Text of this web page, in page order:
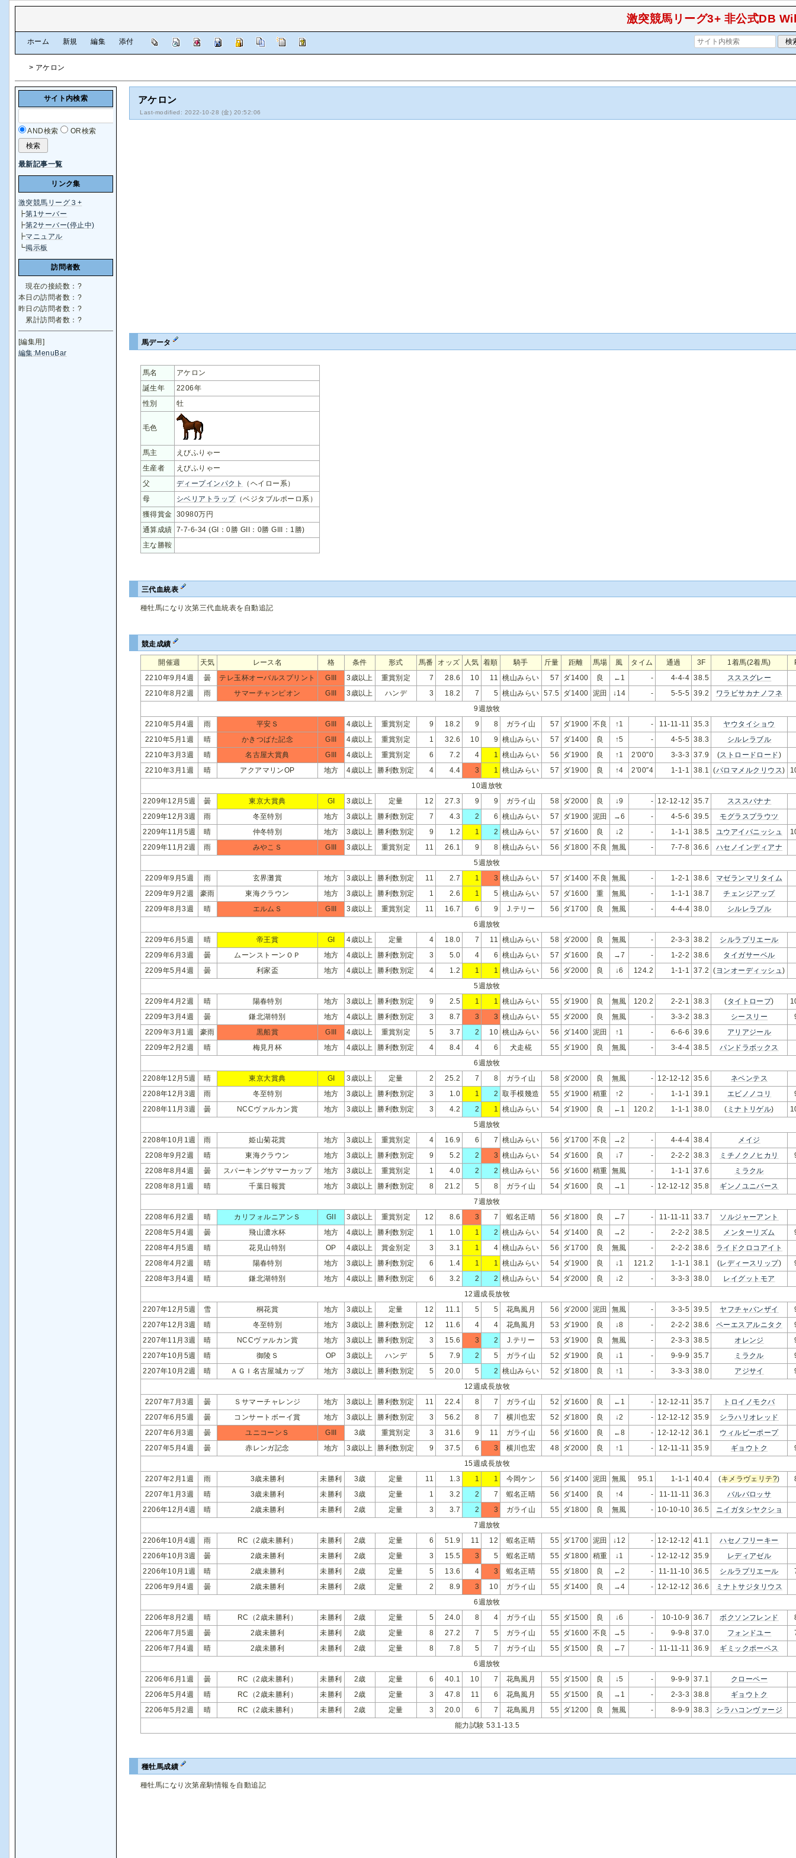
激突競馬リーグ3+ 非公式DB
ホーム 新規 編集 添付
> アケロン
アケロン
Last-modified: 2022-10-28 (金) 20:52:06
馬データ
馬名
アケロン
誕生年
2206年
性別
牡
毛色
馬主
えびふりゃー
生産者
えびふりゃー
父
ディープインパクト
（ヘイロー系）
母
シベリアトラップ（ベジタブルポーロ系）
獲得賞金 30980万円
通算成績 7-7-6-34 (GI：0勝 GII：0勝 GIII：1勝)
主な勝鞍
三代血統表
種牡馬になり次第三代血統表を自動追記
競走成績
開催週 天気 レース名 格 条件 形式 馬番 オッズ 人気 着順 騎手 斤量 距離 馬場 風 タイム 通過 3F 1着馬(2着馬)
2210年9月4週
曇 テレ玉杯オーバルスプリント GIII 3歳以上 重賞別定 7 28.6 10 11 桃山みらい 57 ダ1400 良 ←1 - 4-4-4 38.5
スススグレー
2210年8月2週
雨 サマーチャンピオン GIII 3歳以上 ハンデ 3 18.2 7 5 桃山みらい 57.5 ダ1400 泥田 ↓14 - 5-5-5 39.2
ワラビサカナノフネ
9週放牧
2210年5月4週
雨 平安Ｓ GIII 4歳以上 重賞別定 9 18.2 9 8 ガライ山 57 ダ1900 不良 ↑1 - 11-11-11 35.3
ヤウタイショウ
2210年5月1週
晴 かきつばた記念 GIII 4歳以上 重賞別定 1 32.6 10 9 桃山みらい 57 ダ1400 良 ↑5 - 4-5-5 38.3
シルレラブル
2210年3月3週
晴 名古屋大賞典 GIII 4歳以上 重賞別定 6 7.2 4 1 桃山みらい 56 ダ1900 良 ↑1 2′00″0 3-3-3 37.9 (ストロードロード)
2210年3月1週
晴 アクアマリンOP 地方 4歳以上 勝利数別定 4 4.4 3 1 桃山みらい 57 ダ1900 良 ↑4 2′00″4 1-1-1 38.1 (パロマメルクリウス)
10週放牧
2209年12月5週
曇 東京大賞典 GI 3歳以上 定量 12 27.3 9 9 ガライ山 58 ダ2000 良 ↓9 - 12-12-12 35.7
スススバナナ
2209年12月3週
雨 冬至特別 地方 3歳以上 勝利数別定 7 4.3 2 6 桃山みらい 57 ダ1900 泥田 →6 - 4-5-6 39.5
モグラスプラウツ
2209年11月5週
晴 仲冬特別 地方 3歳以上 勝利数別定 9 1.2 1 2 桃山みらい 57 ダ1600 良 ↓2 - 1-1-1 38.5 ユウアイバニッシュ
2209年11月2週
雨 みやこＳ GIII 3歳以上 重賞別定 11 26.1 9 8 桃山みらい 56 ダ1800 不良 無風 - 7-7-8 36.6
ハセノインディアナ
5週放牧
2209年9月5週
雨 玄界灘賞 地方 3歳以上 勝利数別定 11 2.7 1 3 桃山みらい 57 ダ1400 不良 無風 - 1-2-1 38.6
マゼランマリタイム
2209年9月2週
豪雨 東海クラウン 地方 3歳以上 勝利数別定 1 2.6 1 5 桃山みらい 57 ダ1600 重 無風 - 1-1-1 38.7
チェンジアップ
2209年8月3週
晴 エルムＳ GIII 3歳以上 重賞別定 11 16.7 6 9 J.テリー 56 ダ1700 良 無風 - 4-4-4 38.0
シルレラブル
6週放牧
2209年6月5週
晴 帝王賞 GI 4歳以上 定量 4 18.0 7 11 桃山みらい 58 ダ2000 良 無風 - 2-3-3 38.2
シルラプリエール
2209年6月3週
曇 ムーンストーンＯＰ 地方 4歳以上 勝利数別定 3 5.0 4 6 桃山みらい 57 ダ1600 良 →7 - 1-2-2 38.6
タイガサーベル
2209年5月4週
曇 利家盃 地方 4歳以上 勝利数別定 4 1.2 1 1 桃山みらい 56 ダ2000 良 ↓6 124.2 1-1-1 37.2 (ヨンオーディッシュ)
5週放牧
2209年4月2週
晴 陽春特別 地方 3歳以上 勝利数別定 9 2.5 1 1 桃山みらい 55 ダ1900 良 無風 120.2 2-2-1 38.3 (タイトロープ)
2209年3月4週
曇 鎌北湖特別 地方 4歳以上 勝利数別定 3 8.7 3 3 桃山みらい 55 ダ2000 良 無風 - 3-3-2 38.3 シースリー
2209年3月1週
豪雨 黒船賞 GIII 4歳以上 重賞別定 5 3.7 2 10 桃山みらい 56 ダ1400 泥田 ↑1 - 6-6-6 39.6
アリアジール
2209年2月2週
晴 梅見月杯 地方 4歳以上 勝利数別定 4 8.4 4 6 犬走椛 55 ダ1900 良 無風 - 3-4-4 38.5
パンドラボックス
6週放牧
2208年12月5週
晴 東京大賞典 GI 3歳以上 定量 2 25.2 7 8 ガライ山 58 ダ2000 良 無風 - 12-12-12 35.6
ネペンテス
2208年12月3週
雨 冬至特別 地方 3歳以上 勝利数別定 3 1.0 1 2 取手模幾造 55 ダ1900 稍重 ↑2 - 1-1-1 39.1 エビノノコリ
2208年11月3週
曇 NCCヴァルカン賞 地方 3歳以上 勝利数別定 3 4.2 2 1 桃山みらい 54 ダ1900 良 ←1 120.2 1-1-1 38.0 ( ミナトリゲル)
5週放牧
2208年10月1週
雨 姫山菊花賞 地方 3歳以上 重賞別定 4 16.9 6 7 桃山みらい 56 ダ1700 不良 →2 - 4-4-4 38.4
メイジ
2208年9月2週
晴 東海クラウン 地方 3歳以上 勝利数別定 9 5.2 2 3 桃山みらい 54 ダ1600 良 ↓7 - 2-2-2 38.3 ミチノクノヒカリ
2208年8月4週
曇 スパーキングサマーカップ 地方 3歳以上 重賞別定 1 4.0 2 2 桃山みらい 56 ダ1600 稍重 無風 - 1-1-1 37.6
ミラクル
2208年8月1週
晴 千葉日報賞 地方 3歳以上 勝利数別定 8 21.2 5 8 ガライ山 54 ダ1600 良 →1 - 12-12-12 35.8
ギンノユニバース
7週放牧
2208年6月2週
晴 カリフォルニアンＳ GII 3歳以上 重賞別定 12 8.6 3 7 蝦名正晴 56 ダ1800 良 ←7 - 11-11-11 33.7
ソルジャーアント
2208年5月4週
曇 飛山濃水杯 地方 4歳以上 勝利数別定 1 1.0 1 2 桃山みらい 54 ダ1400 良 →2 - 2-2-2 38.5 メンターリズム
2208年4月5週
晴 花見山特別 OP 4歳以上 賞金別定 3 3.1 1 4 桃山みらい 56 ダ1700 良 無風 - 2-2-2 38.6
ライドクロコアイト
2208年4月2週
晴 陽春特別 地方 3歳以上 勝利数別定 6 1.4 1 1 桃山みらい 54 ダ1900 良 ↓1 121.2 1-1-1 38.1 (レディースリップ)
2208年3月4週
晴 鎌北湖特別 地方 4歳以上 勝利数別定 6 3.2 2 2 桃山みらい 54 ダ2000 良 ↓2 - 3-3-3 38.0
レイグットモア
12週成長放牧
2207年12月5週
雪 桐花賞 地方 3歳以上 定量 12 11.1 5 5 花鳥風月 56 ダ2000 泥田 無風 - 3-3-5 39.5 ヤフチャバンザイ
2207年12月3週
晴 冬至特別 地方 3歳以上 勝利数別定 12 11.6 4 4 花鳥風月 53 ダ1900 良 ↓8 - 2-2-2 38.6 ペーエスアルニタク
2207年11月3週
晴 NCCヴァルカン賞 地方 3歳以上 勝利数別定 3 15.6 3 2 J.テリー 53 ダ1900 良 無風 - 2-3-3 38.5 オレンジ
2207年10月5週
晴 御陵Ｓ OP 3歳以上 ハンデ 5 7.9 2 5 ガライ山 52 ダ1900 良 ↓1 - 9-9-9 35.7 ミラクル
2207年10月2週
晴 ＡＧＩ名古屋城カップ 地方 3歳以上 勝利数別定 5 20.0 5 2 桃山みらい 52 ダ1800 良 ↑1 - 3-3-3 38.0 アジサイ
12週成長放牧
2207年7月3週
曇 Ｓサマーチャレンジ 地方 3歳以上 勝利数別定 11 22.4 8 7 ガライ山 52 ダ1600 良 ←1 - 12-12-11 35.7
トロイノモクバ
2207年6月5週
曇 コンサートボーイ賞 地方 3歳以上 勝利数別定 3 56.2 8 7 横川也宏 52 ダ1800 良 ↓2 - 12-12-12 35.9
シラハリオレッド
2207年6月3週
曇 ユニコーンＳ GIII 3歳 重賞別定 3 31.6 9 11 ガライ山 56 ダ1600 良 ←8 - 12-12-12 36.1
ウィルビーポープ
2207年5月4週
曇 赤レンガ記念 地方 3歳以上 勝利数別定 9 37.5 6 3 横川也宏 48 ダ2000 良 ↑1 - 12-11-11 35.9 ギョウトク
15週成長放牧
2207年2月1週
雨 3歳未勝利 未勝利 3歳 定量 11 1.3 1 1 今岡ケン 56 ダ1400 泥田 無風 95.1 1-1-1 40.4 (キメラヴェリテ?)
2207年1月3週
晴 3歳未勝利 未勝利 3歳 定量 1 3.2 2 7 蝦名正晴 56 ダ1400 良 ↑4 - 11-11-11 36.3
バルバロッサ
2206年12月4週
晴 2歳未勝利 未勝利 2歳 定量 3 3.7 2 3 ガライ山 55 ダ1800 良 無風 - 10-10-10 36.5
ニイガタシヤクショ
7週放牧
2206年10月4週
雨 RC（2歳未勝利） 未勝利 2歳 定量 6 51.9 11 12 蝦名正晴 55 ダ1700 泥田 ↓12 - 12-12-12 41.1
ハセノフリーキー
2206年10月3週
曇 2歳未勝利 未勝利 2歳 定量 3 15.5 3 5 蝦名正晴 55 ダ1800 稍重 ↓1 - 12-12-12 35.9
レディアゼル
2206年10月1週
晴 2歳未勝利 未勝利 2歳 定量 5 13.6 4 3 蝦名正晴 55 ダ1800 良 ←2 - 11-11-10 36.5 シルラプリエール
2206年9月4週
曇 2歳未勝利 未勝利 2歳 定量 2 8.9 3 10 ガライ山 55 ダ1400 良 →4 - 12-12-12 36.6
ミナトサジタリウス
6週放牧
2206年8月2週
晴 RC（2歳未勝利） 未勝利 2歳 定量 5 24.0 8 4 ガライ山 55 ダ1500 良 ↓6 - 10-10-9 36.7 ボクソンフレンド
2206年7月5週
曇 2歳未勝利 未勝利 2歳 定量 8 27.2 7 5 ガライ山 55 ダ1600 不良 →5 - 9-9-8 37.0 フォンドユー
2206年7月4週
晴 2歳未勝利 未勝利 2歳 定量 8 7.8 5 7 ガライ山 55 ダ1500 良 ←7 - 11-11-11 36.9
ギミックポーペス
6週放牧
2206年6月1週
曇 RC（2歳未勝利） 未勝利 2歳 定量 6 40.1 10 7 花鳥風月 55 ダ1500 良 ↓5 - 9-9-9 37.1
クローペー
2206年5月4週
晴 RC（2歳未勝利） 未勝利 2歳 定量 3 47.8 11 6 花鳥風月 55 ダ1500 良 →1 - 2-3-3 38.8
ギョウトク
2206年5月2週
晴 RC（2歳未勝利） 未勝利 2歳 定量 3 20.0 6 7 花鳥風月 55 ダ1200 良 無風 - 8-9-9 38.3
シラハコンヴァージ
能力試験 53.1-13.5
種牡馬成績
種牡馬になり次第産駒情報を自動追記
サイト内検索
AND検索 OR検索
最新記事一覧
リンク集
激突競馬リーグ３+
┣第1サーバー
┣第2サーバー(停止中)
┣マニュアル
┗掲示板
訪問者数
現在の接続数： ?
本日の訪問者数： ?
昨日の訪問者数： ?
累計訪問者数： ?
[編集用]
編集:MenuBar